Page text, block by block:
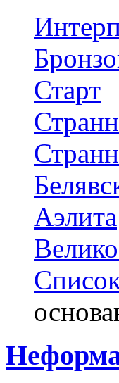
Старт
Аэлита